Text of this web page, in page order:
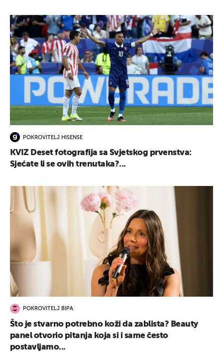
POKROVITELJ HISENSE
KVIZ Deset fotografija sa Svjetskog prvenstva:
Sjećate li se ovih trenutaka?...
POKROVITELJ BIPA
Što je stvarno potrebno koži da zablista? Beauty
panel otvorio pitanja koja si i same često
postavljamo...